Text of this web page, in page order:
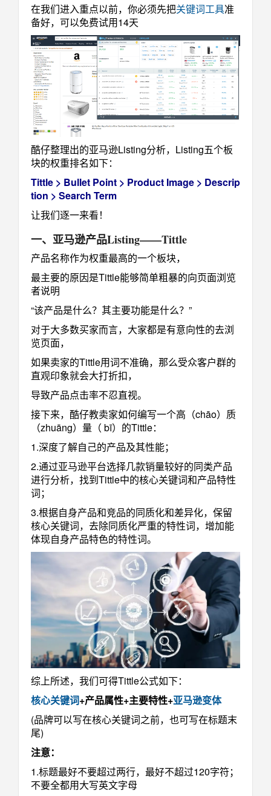
在我们进入重点以前，你必须先把关键词工具准
备好，可以免费试用14天
酷仔整理出的亚马逊Listing分析，Listing五个板
块的权重排名如下：
Tittle > Bullet Point > Product Image > Descrip
tion > Search Term
让我们逐一来看！
一、亚马逊产品Listing——Tittle
产品名称作为权重最高的一个板块，
最主要的原因是Tittle能够简单粗暴的向页面浏览
者说明
“该产品是什么？其主要功能是什么？”
对于大多数买家而言，大家都是有意向性的去浏
览页面，
如果卖家的Tittle用词不准确，那么受众客户群的
直观印象就会大打折扣，
导致产品点击率不忍直视。
接下来，酷仔教卖家如何编写一个高（chāo）质
（zhuāng）量（ bī）的Tittle：
1.深度了解自己的产品及其性能；
2.通过亚马逊平台选择几款销量较好的同类产品
进行分析，找到Tittle中的核心关键词和产品特性
词；
3.根据自身产品和竞品的同质化和差异化，保留
核心关键词，去除同质化严重的特性词，增加能
体现自身产品特色的特性词。
综上所述，我们可得Tittle公式如下：
核心关键词+产品属性+主要特性+亚马逊变体
(品牌可以写在核心关键词之前，也可写在标题末
尾)
注意：
1.标题最好不要超过两行，最好不超过120字符；
不要全都用大写英文字母